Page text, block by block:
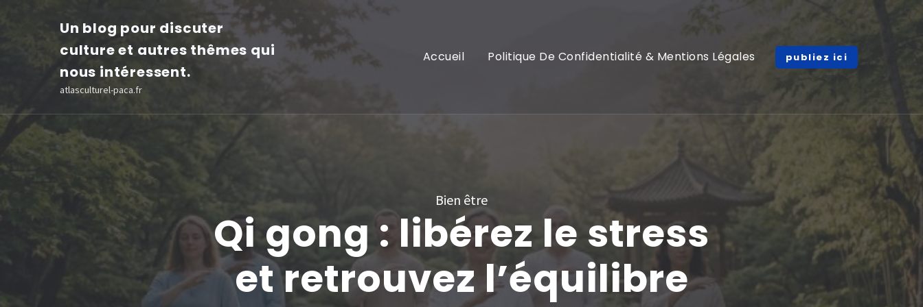
Un blog pour discuter
culture et autres thêmes qui
nous intéressent.
atlasculturel-paca.fr
Accueil Politique De Confidentialité & Mentions Légales publiez ici
Bien être
Qi gong : libérez le stress
et retrouvez l’équilibre